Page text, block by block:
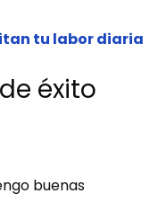
tu labor diaria
éxito
buenas